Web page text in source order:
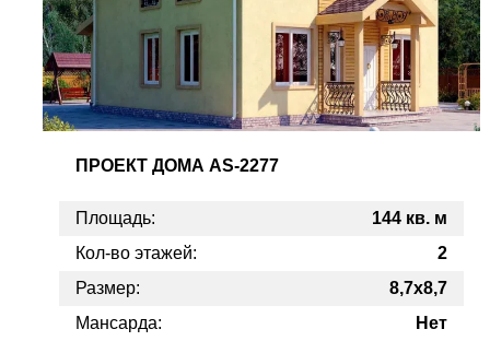
ПРОЕКТ ДОМА AS-2277
Площадь:
144 кв. м
Кол-во этажей:
2
Размер:
8,7x8,7
Мансарда:
Нет